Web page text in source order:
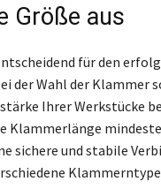
Größe aus
für den
der Wahl der Klammer
Ihrer Werkstücke
Klammerlänge
sichere und stabile